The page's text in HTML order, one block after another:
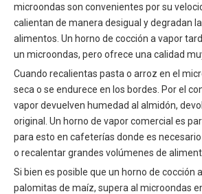
microondas son convenientes por su
calientan de manera desigual y degradan
alimentos. Un horno de cocción a vapor
un microondas, pero ofrece una calidad
Cuando recalientas pasta o arroz en el
seca o se endurece en los bordes. Por el
vapor devuelven humedad al almidón,
original. Un horno de vapor comercial es
para esto en cafeterías donde es
o recalentar grandes volúmenes de
Si bien es posible que un horno de cocción
palomitas de maíz, supera al microondas